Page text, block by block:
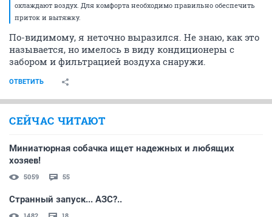
охлаждают воздух. Для комфорта необходимо правильно обеспечить
приток и вытяжку.
По-видимому, я неточно выразился. Не знаю, как это
называется, но имелось в виду кондиционеры с
забором и фильтрацией воздуха снаружи.
ОТВЕТИТЬ
СЕЙЧАС ЧИТАЮТ
Миниатюрная собачка ищет надежных и любящих
хозяев!
5059 55
Странный запуск... АЗС?..